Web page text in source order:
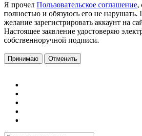
Я прочел Пользовательское соглашение,
полностью и обязуюсь его не
желание зарегистрировать аккаунт на
Настоящее заявление удостоверяю
собственноручной подписи.
Принимаю Отменить